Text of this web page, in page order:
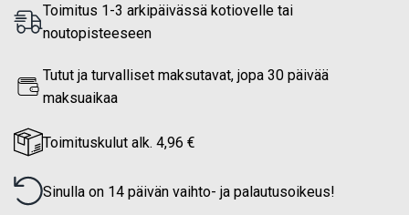
Toimitus 1-3 arkipäivässä kotiovelle tai
noutopisteeseen
Tutut ja turvalliset maksutavat, jopa 30 päivää
maksuaikaa
Toimituskulut alk. 4,96 €
Sinulla on 14 päivän vaihto- ja palautusoikeus!